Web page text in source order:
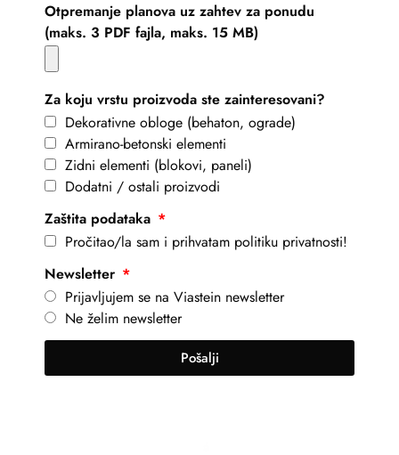
Otpremanje planova uz zahtev za ponudu
(maks. 3 PDF fajla, maks. 15 MB)
Za koju vrstu proizvoda ste zainteresovani?
Dekorativne obloge (behaton, ograde)
Armirano-betonski elementi
Zidni elementi (blokovi, paneli)
Dodatni / ostali proizvodi
Zaštita podataka
Pročitao/la sam i prihvatam politiku privatnosti!
Newsletter
Prijavljujem se na Viastein newsletter
Ne želim newsletter
Pošalji